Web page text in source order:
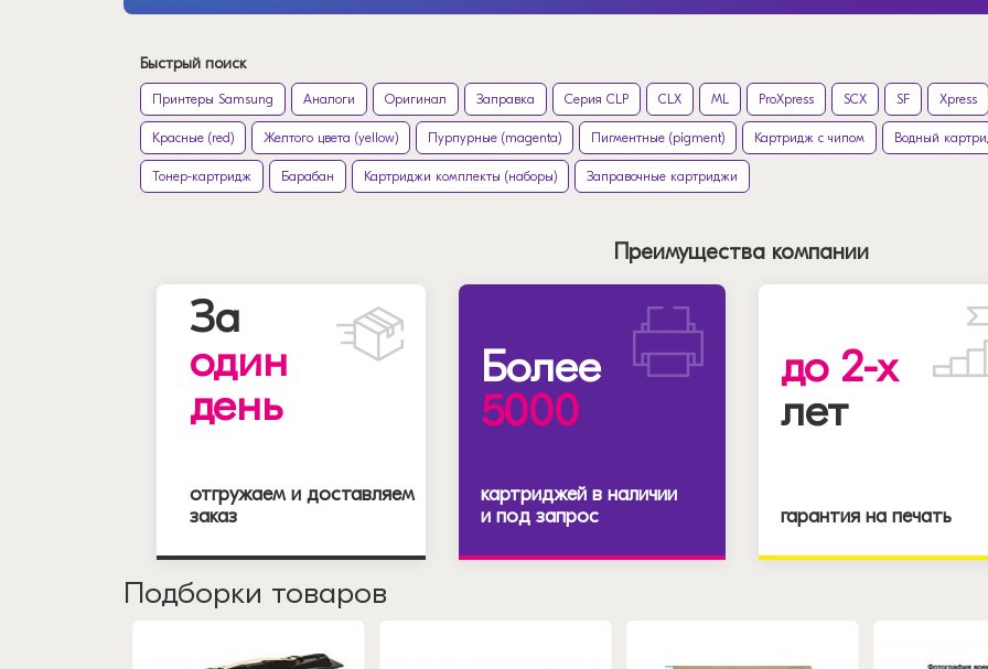
Быстрый поиск
Принтеры Samsung Аналоги Оригинал Заправка Серия CLP CLX ML ProXpress SCX SF Xpress
Красные (red) Желтого цвета (yellow) Пурпурные (magenta) Пигментные (pigment) Картридж с чипом Водный
Тонер-картридж Барабан Картриджи комплекты (наборы) Заправочные картриджи
Преимущества компании
За
один
день
отгружаем и доставляем
заказ
Более
5000
картриджей в наличии
и под запрос
до 2-х
лет
гарантия на печать
Подборки товаров